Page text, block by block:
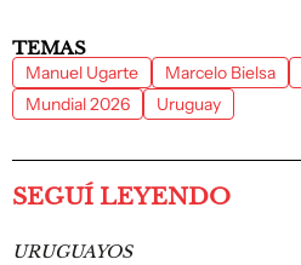
TEMAS
Manuel Ugarte Marcelo Bielsa
Mundial 2026
Uruguay
SEGUÍ LEYENDO
URUGUAYOS